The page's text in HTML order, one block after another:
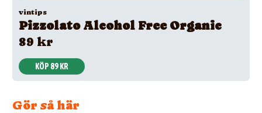
vintips
Pizzolato Alcohol Free Organic
89 kr
KÖP 89 KR
Gör så här